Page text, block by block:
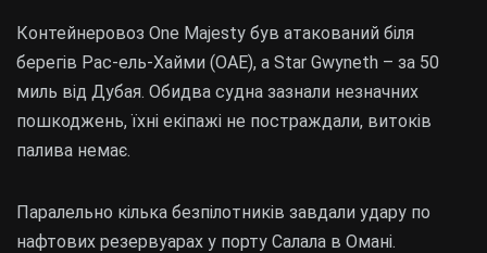
Контейнеровоз One Majesty був атакований біля
берегів Рас-ель-Хайми (ОАЕ), а Star Gwyneth – за 50
миль від Дубая. Обидва судна зазнали незначних
пошкоджень, їхні екіпажі не постраждали, витоків
палива немає.
Паралельно кілька безпілотників завдали удару по
нафтових резервуарах у порту Салала в Омані.